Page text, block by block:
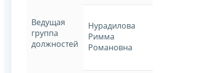
Ведущая
группа
должностей
Нурадилова
Римма
Романовна